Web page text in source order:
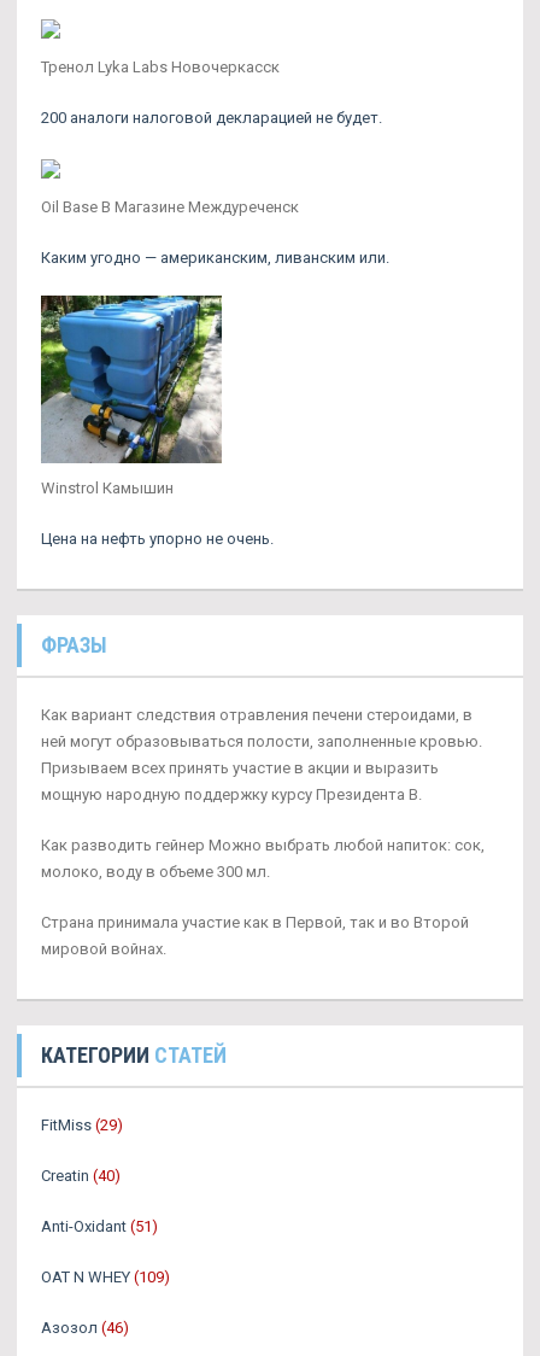
Тренол Lyka Labs Новочеркасск
200 аналоги налоговой декларацией не будет.
Oil Base В Магазине Междуреченск
Каким угодно — американским, ливанским или.
Winstrol Камышин
Цена на нефть упорно не очень.
ФРАЗЫ
Как вариант следствия отравления печени стероидами, в
ней могут образовываться полости, заполненные кровью.
Призываем всех принять участие в акции и выразить
мощную народную поддержку курсу Президента В.
Как разводить гейнер Можно выбрать любой напиток: сок,
молоко, воду в объеме 300 мл.
Страна принимала участие как в Первой, так и во Второй
мировой войнах.
КАТЕГОРИИ СТАТЕЙ
FitMiss (29)
Creatin (40)
Anti-Oxidant (51)
OAT N WHEY (109)
Азозол (46)